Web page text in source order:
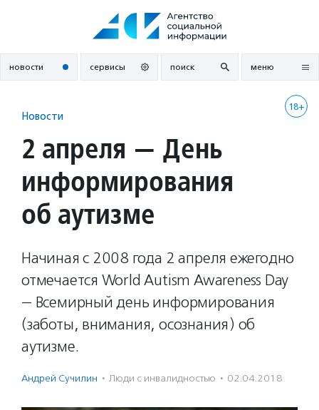
новости сервисы поиск меню
18+
Новости
2 апреля — День
информирования
об аутизме
Начиная с 2008 года 2 апреля ежегодно
отмечается World Autism Awareness Day
— Всемирный день информирования
(заботы, внимания, осознания) об
аутизме.
Андрей Сучилин · Люди с инвалидностью · 02.04.2018